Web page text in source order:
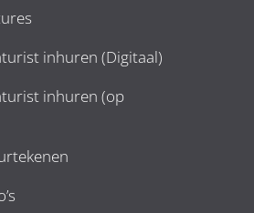
inhuren (Digitaal)
inhuren (op